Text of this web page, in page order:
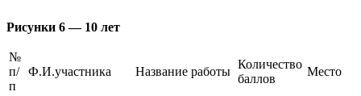
Рисунки 6 — 10 лет
№
п/
п
Ф.И.участника Название работы
Количество
баллов
Место